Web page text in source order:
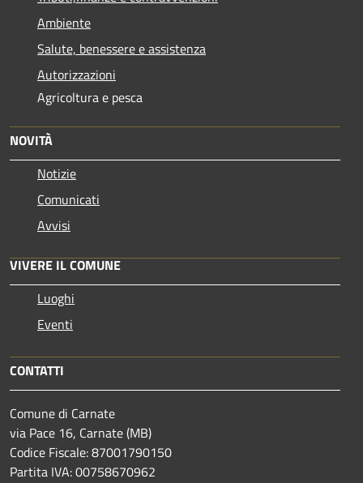
Ambiente
Salute, benessere e assistenza
Autorizzazioni
Agricoltura e pesca
NOVITÀ
Notizie
Comunicati
Avvisi
VIVERE IL COMUNE
Luoghi
Eventi
CONTATTI
Comune di Carnate
via Pace 16, Carnate (MB)
Codice Fiscale: 87001790150
Partita IVA: 00758670962